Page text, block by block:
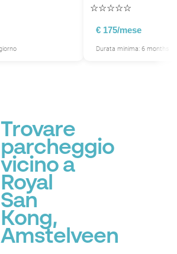
☆☆☆☆☆
€ 175/mese
Durata minima: 6 months
Trovare
parcheggio
vicino a
Royal
San
Kong,
Amstelveen